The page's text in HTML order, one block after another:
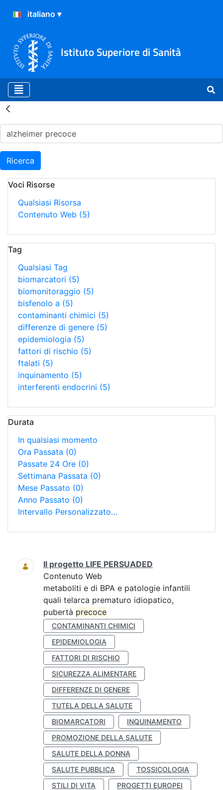
Istituto Superiore di Sanità
Risultati della Ricerca -
Ricerca
Voci Risorse
Qualsiasi Risorsa
Contenuto Web (5)
Tag
Qualsiasi Tag
biomarcatori (5)
biomonitoraggio (5)
bisfenolo a (5)
contaminanti chimici (5)
differenze di genere (5)
epidemiologia (5)
fattori di rischio (5)
ftalati (5)
inquinamento (5)
interferenti endocrini (5)
Durata
In qualsiasi momento
Ora Passata (0)
Passate 24 Ore (0)
Settimana Passata (0)
Mese Passato (0)
Anno Passato (0)
Intervallo Personalizzato…
Ricerca
Il progetto LIFE PERSUADED
Contenuto Web
metaboliti e di BPA e patologie infantili
quali telarca prematuro idiopatico,
pubertà precoce
CONTAMINANTI CHIMICI
EPIDEMIOLOGIA
FATTORI DI RISCHIO
SICUREZZA ALIMENTARE
DIFFERENZE DI GENERE
TUTELA DELLA SALUTE
BIOMARCATORI
INQUINAMENTO
PROMOZIONE DELLA SALUTE
SALUTE DELLA DONNA
SALUTE PUBBLICA
TOSSICOLOGIA
STILI DI VITA
PROGETTI EUROPEI